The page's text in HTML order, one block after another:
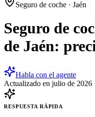
Seguro de coche · Jaén
Seguro de
de Jaén:
Habla con el agente
Actualizado en julio de 2026
RESPUESTA RÁPIDA